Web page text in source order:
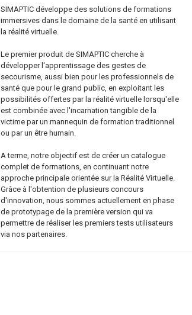
SIMAPTIC développe des solutions de formations
immersives dans le domaine de la santé en utilisant
la réalité virtuelle.
Le premier produit de SIMAPTIC cherche à
développer l'apprentissage des gestes de
secourisme, aussi bien pour les professionnels de
santé que pour le grand public, en exploitant les
possibilités offertes par la réalité virtuelle lorsqu'elle
est combinée avec l'incarnation tangible de la
victime par un mannequin de formation traditionnel
ou par un être humain.
A terme, notre objectif est de créer un catalogue
complet de formations, en continuant notre
approche principale orientée sur la Réalité Virtuelle.
Grâce à l'obtention de plusieurs concours
d'innovation, nous sommes actuellement en phase
de prototypage de la première version qui va
permettre de réaliser les premiers tests utilisateurs
via nos partenaires.